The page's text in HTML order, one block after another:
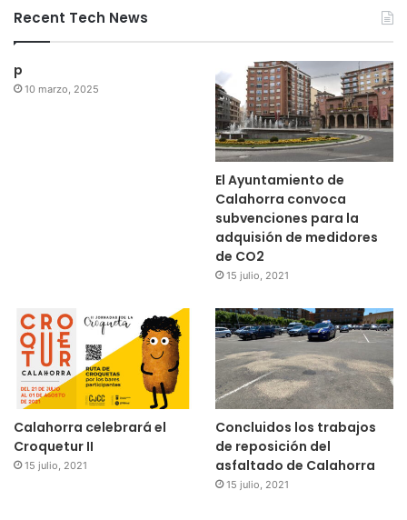
Recent Tech News
p
10 marzo, 2025
El Ayuntamiento de
Calahorra convoca
subvenciones para la
adquisión de medidores
de CO2
15 julio, 2021
Calahorra celebrará el
Croquetur II
15 julio, 2021
Concluidos los trabajos
de reposición del
asfaltado de Calahorra
15 julio, 2021